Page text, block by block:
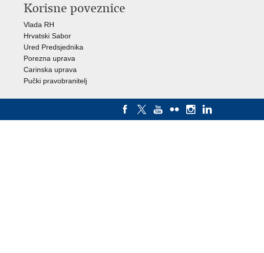
Korisne poveznice
Vlada RH
Hrvatski Sabor
Ured Predsjednika
Porezna uprava
Carinska uprava
Pučki pravobranitelj